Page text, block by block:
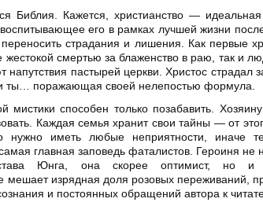
Библия. Кажется, христианство —
его в рамках лучшей жизни
страдания и лишения. Как первые
смертью за блаженство в раю, так и
пастырей церкви. Христос страдал
и ты… поражающая своей нелепостью формула.
мистики способен только позабавить.
Каждая семья хранит свои тайны — от
нужно иметь любые неприятности, иначе
главная заповедь фаталистов. Героиня не
Юнга, она скорее оптимист, но
мешает изрядная доля розовых переживаний,
и постоянных обращений автора к